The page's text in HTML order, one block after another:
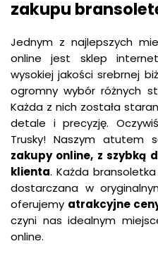
zakupu
Jednym z najlepszych
online jest sklep
wysokiej jakości srebrnej
ogromny wybór różnych
Każda z nich została
detale i precyzję.
Trusky! Naszym atutem
zakupyonline, zszybką
klienta. Każda
dostarczana w
oferujemy atrakcyjne
czyni nas idealnym
online.